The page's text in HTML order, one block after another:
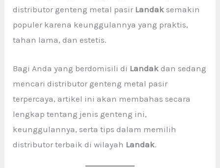
distributor genteng metal pasir Landak semakin
populer karena keunggulannya yang praktis,
tahan lama, dan estetis.
Bagi Anda yang berdomisili di Landak dan sedang
mencari distributor genteng metal pasir
terpercaya, artikel ini akan membahas secara
lengkap tentang jenis genteng ini,
keunggulannya, serta tips dalam memilih
distributor terbaik di wilayah Landak.